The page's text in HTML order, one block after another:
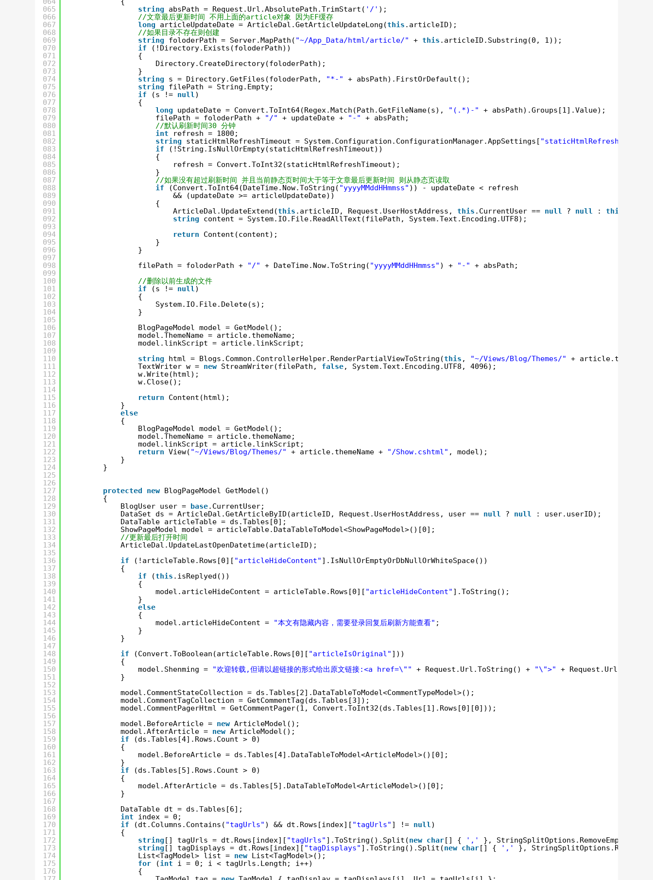
065
066
067
068
069
070
071
072
073
074
075
076
077
078
079
080
081
082
083
084
085
086
087
088
089
090
091
092
093
094
095
096
097
098
099
100
101
102
103
104
105
106
107
108
109
110
111
112
113
114
115
116
117
118
119
120
121
122
123
124
125
126
127
128
129
130
131
132
133
134
135
136
137
138
139
140
141
142
143
144
145
146
147
148
149
150
151
152
153
154
155
156
157
158
159
160
161
162
163
164
165
166
167
168
169
170
171
172
173
174
175
176
string
absPath = Request.Url.AbsolutePath.TrimStart( '/' );
//文章最后更新时间 不用上面的article对象 因为EF缓存
long
articleUpdateDate = ArticleDal.GetArticleUpdateLong(this .articleID);
//如果目录不存在则创建
string
foloderPath = Server.MapPath( "~/App_Data/html/article/" + this .articleID.Substring(0, 1));
if
(!Directory.Exists(foloderPath))
{
Directory.CreateDirectory(foloderPath);
}
string
s = Directory.GetFiles(foloderPath, "*-"
+ absPath).FirstOrDefault();
string
filePath = String.Empty;
if
(s != null)
{
long
updateDate = Convert.ToInt64(Regex.Match(Path.GetFileName(s), "(.*)-"
+ absPath).Groups[1].Value);
filePath = foloderPath +
"/" + updateDate + "-"
+ absPath;
//默认刷新时间30 分钟
int
refresh = 1800;
string
staticHtmlRefreshTimeout = System.Configuration.ConfigurationManager.AppSettings[
if
(!String.IsNullOrEmpty(staticHtmlRefreshTimeout))
{
refresh = Convert.ToInt32(staticHtmlRefreshTimeout);
}
//如果没有超过刷新时间 并且当前静态页时间大于等于文章最后更新时间 则从静态页读取
if
(Convert.ToInt64(DateTime.Now.ToString( "yyyyMMddHHmmss" )) - updateDate < refresh
&& (updateDate >= articleUpdateDate))
{
ArticleDal.UpdateExtend(this .articleID, Request.UserHostAddress, this .CurrentUser == null ? null : this
string
content = System.IO.File.ReadAllText(filePath, System.Text.Encoding.UTF8);
return
Content(content);
}
}
filePath = foloderPath +
"/" + DateTime.Now.ToString( "yyyyMMddHHmmss" ) + "-"
+ absPath;
//删除以前生成的文件
if
(s != null)
{
System.IO.File.Delete(s);
}
BlogPageModel model = GetModel();
model.ThemeName = article.themeName;
model.linkScript = article.linkScript;
string
html = Blogs.Common.ControllerHelper.RenderPartialViewToString(this , "~/Views/Blog/Themes/"
+
TextWriter w = new StreamWriter(filePath, false, System.Text.Encoding.UTF8, 4096);
w.Write(html);
w.Close();
return
Content(html);
}
else
{
BlogPageModel model = GetModel();
model.ThemeName = article.themeName;
model.linkScript = article.linkScript;
return View( "~/Views/Blog/Themes/" + article.themeName + "/Show.cshtml" , model);
}
}
protected new BlogPageModel GetModel()
{
BlogUser user = base.CurrentUser;
DataSet ds = ArticleDal.GetArticleByID(articleID, Request.UserHostAddress, user == null ? null
: user.userID);
DataTable articleTable = ds.Tables[0];
ShowPageModel model = articleTable.DataTableToModel<ShowPageModel>()[0];
//更新最后打开时间
ArticleDal.UpdateLastOpenDatetime(articleID);
if
(!articleTable.Rows[0][ "articleHideContent" ].IsNullOrEmptyOrDbNullOrWhiteSpace())
{
if
(this .isReplyed())
{
model.articleHideContent = articleTable.Rows[0][ "articleHideContent" ].ToString();
}
else
{
model.articleHideContent =
"本文有隐藏内容，需要登录回复后刷新方能查看" ;
}
}
if
(Convert.ToBoolean(articleTable.Rows[0][ "articleIsOriginal" ]))
{
model.Shenming =
"欢迎转载,但请以超链接的形式给出原文链接:<a href=\"" + Request.Url.ToString() + "\">"
+
}
model.CommentStateCollection = ds.Tables[2].DataTableToModel<CommentTypeModel>();
model.CommentTagCollection = GetCommentTag(ds.Tables[3]);
model.CommentPagerHtml = GetCommentPager(1, Convert.ToInt32(ds.Tables[1].Rows[0][0]));
model.BeforeArticle = new ArticleModel();
model.AfterArticle = new ArticleModel();
if
(ds.Tables[4].Rows.Count > 0)
{
model.BeforeArticle = ds.Tables[4].DataTableToModel<ArticleModel>()[0];
}
if
(ds.Tables[5].Rows.Count > 0)
{
model.AfterArticle = ds.Tables[5].DataTableToModel<ArticleModel>()[0];
}
DataTable dt = ds.Tables[6];
int
index = 0;
if
(dt.Columns.Contains( "tagUrls" ) && dt.Rows[index][ "tagUrls" ] != null)
{
string [] tagUrls = dt.Rows[index][ "tagUrls" ].ToString().Split(new char[] { ','
},
string [] tagDisplays = dt.Rows[index][ "tagDisplays" ].ToString().Split(new char[] { ','
},
List<TagModel> list = new List<TagModel>();
for
(int
i = 0; i < tagUrls.Length; i++)
{